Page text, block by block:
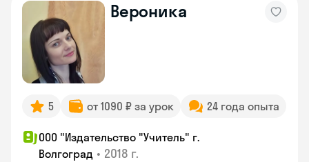
Вероника
5 от 1090 ₽ за урок 24 года опыта
ООО "Издательство "Учитель" г.
Волгоград • 2018 г.